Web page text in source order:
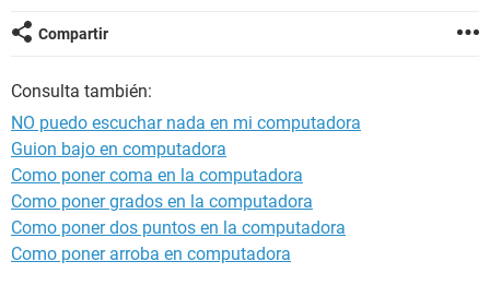
Compartir
Consulta también:
NO puedo escuchar nada en mi computadora
Guion bajo en computadora
Como poner coma en la computadora
Como poner grados en la computadora
Como poner dos puntos en la computadora
Como poner arroba en computadora